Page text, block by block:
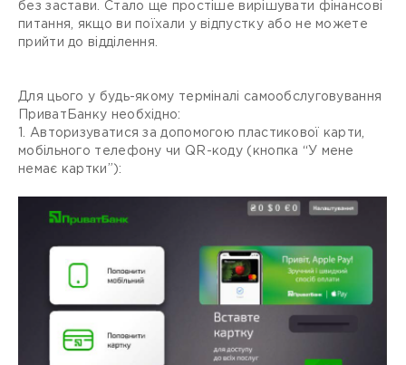
без застави. Стало ще простіше вирішувати фінансові
питання, якщо ви поїхали у відпустку або не можете
прийти до відділення.
Для цього у будь-якому терміналі самообслуговування
ПриватБанку необхідно:
1. Авторизуватися за допомогою пластикової карти,
мобільного телефону чи QR-коду (кнопка “У мене
немає картки”):